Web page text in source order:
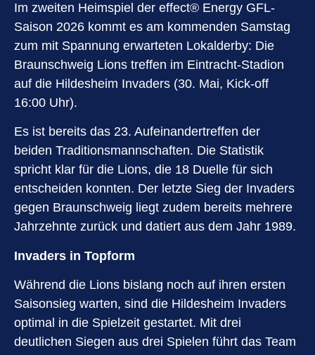
Im zweiten Heimspiel der effect® Energy GFL-
Saison 2026 kommt es am kommenden Samstag
zum mit Spannung erwarteten Lokalderby: Die
Braunschweig Lions treffen im Eintracht-Stadion
auf die Hildesheim Invaders (30. Mai, Kick-off
16:00 Uhr).
Es ist bereits das 23. Aufeinandertreffen der
beiden Traditionsmannschaften. Die Statistik
spricht klar für die Lions, die 18 Duelle für sich
entscheiden konnten. Der letzte Sieg der Invaders
gegen Braunschweig liegt zudem bereits mehrere
Jahrzehnte zurück und datiert aus dem Jahr 1989.
Invaders in Topform
Während die Lions bislang noch auf ihren ersten
Saisonsieg warten, sind die Hildesheim Invaders
optimal in die Spielzeit gestartet. Mit drei
deutlichen Siegen aus drei Spielen führt das Team